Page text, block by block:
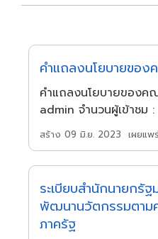
คำแถลงนโยบายของ
คำแถลงนโยบายของ
admin จำนวนผู้เข้าชม :
สร้าง 09 มิ.ย. 2023 เผยแ
ระเบียบสำนักนายกรั
พัฒนานวัตกรรมตาม
ภาครัฐ